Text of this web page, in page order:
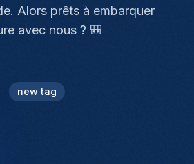
Alors prêts à embarquer
avec nous ? 🎒
new tag